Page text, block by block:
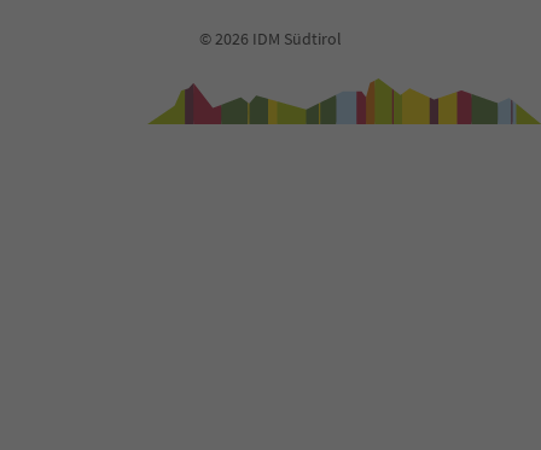
© 2026 IDM Südtirol